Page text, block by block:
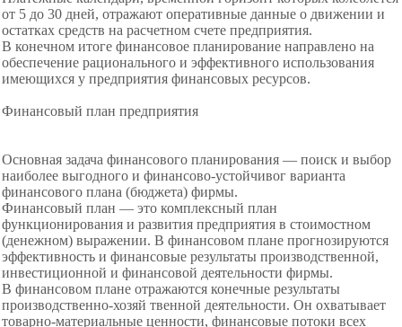
от 5 до 30 дней, отражают оперативные данные о движении и
остатках средств на расчетном счете предприятия.
В конечном итоге финансовое планирование направлено на
обеспечение рационального и эффективного использования
имеющихся у предприятия финансовых ресурсов.
Финансовый план предприятия
Основная задача финансового планирования — поиск и выбор
наиболее выгодного и финансово-устойчивог варианта
финансового плана (бюджета) фирмы.
Финансовый план — это комплексный план
функционирования и развития предприятия в стоимостном
(денежном) выражении. В финансовом плане прогнозируются
эффективность и финансовые результаты производственной,
инвестиционной и финансовой деятельности фирмы.
В финансовом плане отражаются конечные результаты
производственно-хозяй твенной деятельности. Он охватывает
товарно-материальные ценности, финансовые потоки всех